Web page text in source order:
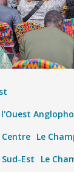
l'Ouest
Centre Le
Est
Le